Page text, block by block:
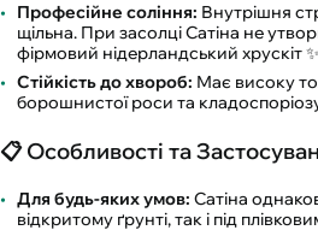
Професійне соління: Внутрішня
щільна. При засолці Сатіна не
фірмовий нідерландський хрускіт
Стійкість до хвороб: Має високу
борошнистої роси та
📋 Особливості та
Для будь-яких умов: Сатіна
відкритому ґрунті, так і під